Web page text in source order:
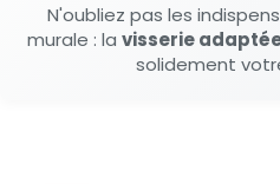
N'oubliez pas les
murale : la visserie
solidement